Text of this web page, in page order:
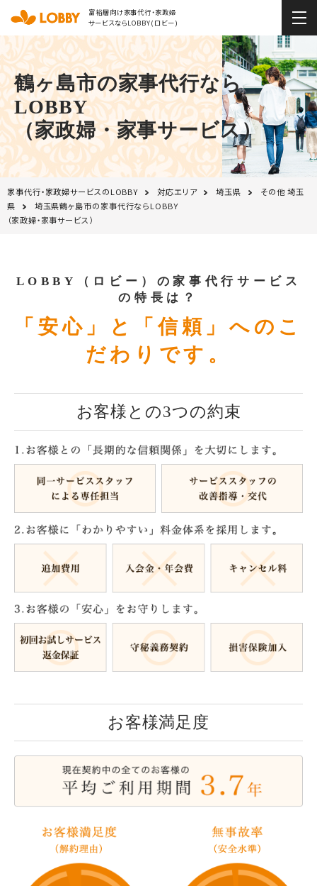
富裕層向け家事代行・家政婦
サービスならLOBBY(ロビー)
鶴ヶ島市の家事代行なら
LOBBY
（家政婦・家事サービス）
家事代行・家政婦サービスのLOBBY 対応エリア 埼玉県
その他 埼玉
県
埼玉県鶴ヶ島市の家事代行ならLOBBY
（家政婦・家事サービス）
LOBBY（ロビー）の家事代行サービス
の特長は？
「安心」と「信頼」へのこ
だわりです。
お客様との3つの約束
お客様満足度